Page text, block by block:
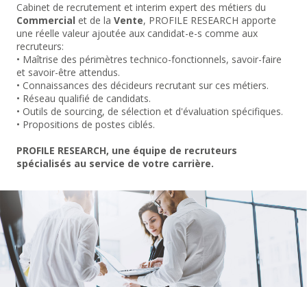
Cabinet de recrutement et interim expert des métiers du
Commercial et de la Vente, PROFILE RESEARCH apporte
une réelle valeur ajoutée aux candidat-e-s comme aux
recruteurs:
• Maîtrise des périmètres technico-fonctionnels, savoir-faire
et savoir-être attendus.
• Connaissances des décideurs recrutant sur ces métiers.
• Réseau qualifié de candidats.
• Outils de sourcing, de sélection et d'évaluation spécifiques.
• Propositions de postes ciblés.
PROFILE RESEARCH, une équipe de recruteurs
spécialisés au service de votre carrière.